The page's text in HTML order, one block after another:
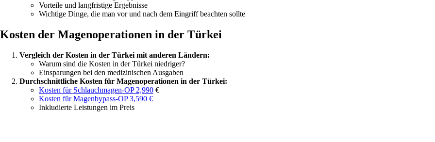
Vorteile und langfristige Ergebnisse
Wichtige Dinge, die man vor und nach dem Eingriff beachten sollte
Kosten der Magenoperationen in der Türkei
Vergleich der Kosten in der Türkei mit anderen Ländern:
Warum sind die Kosten in der Türkei niedriger?
Einsparungen bei den medizinischen Ausgaben
Durchschnittliche Kosten für Magenoperationen in der Türkei:
Kosten für Schlauchmagen-OP 2,990 €
Kosten für Magenbypass-OP 3,590 €
Inkludierte Leistungen im Preis